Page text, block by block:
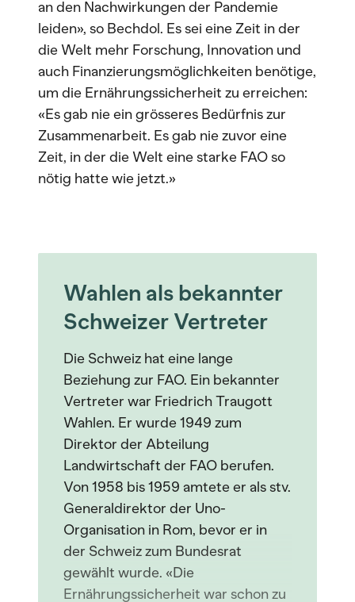
an den Nachwirkungen der Pandemie
leiden», so Bechdol. Es sei eine Zeit in der
die Welt mehr Forschung, Innovation und
auch Finanzierungsmöglichkeiten benötige,
um die Ernährungssicherheit zu erreichen:
«Es gab nie ein grösseres Bedürfnis zur
Zusammenarbeit. Es gab nie zuvor eine
Zeit, in der die Welt eine starke FAO so
nötig hatte wie jetzt.»
Wahlen als bekannter
Schweizer Vertreter
Die Schweiz hat eine lange
Beziehung zur FAO. Ein bekannter
Vertreter war Friedrich Traugott
Wahlen. Er wurde 1949 zum
Direktor der Abteilung
Landwirtschaft der FAO berufen.
Von 1958 bis 1959 amtete er als stv.
Generaldirektor der Uno-
Organisation in Rom, bevor er in
der Schweiz zum Bundesrat
gewählt wurde. «Die
Ernährungssicherheit war schon zu